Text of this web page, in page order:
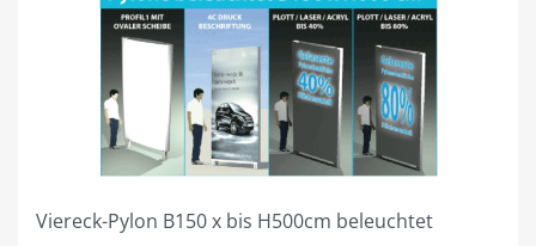
MEIN KONTO
BESTELLVORGANG
Viereck-Pylon B150 x bis H500cm beleuchtet